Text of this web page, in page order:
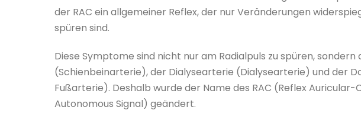
der RAC ein allgemeiner Reflex, der nur Veränderungen
spüren sind.
Diese Symptome sind nicht nur am Radialpuls zu spüren,
(Schienbeinarterie), der Dialysearterie (Dialysearterie) und der
Fußarterie). Deshalb wurde der Name des RAC (Reflex
Autonomous Signal) geändert.